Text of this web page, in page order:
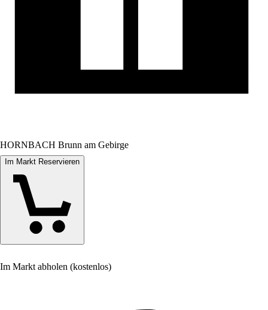
HORNBACH Brunn am Gebirge
Im Markt Reservieren
Im Markt abholen (kostenlos)